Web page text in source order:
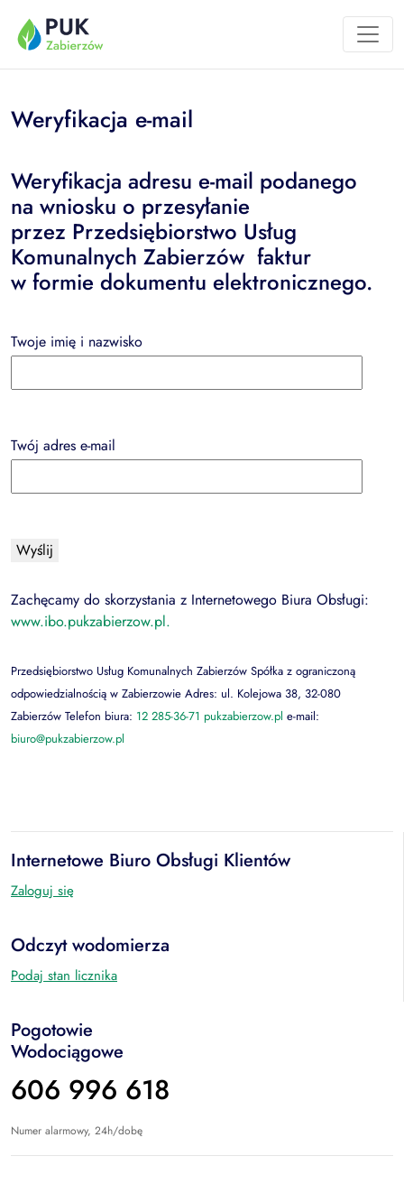
Weryfikacja e-mail
Weryfikacja adresu e-mail podanego
na wniosku o przesyłanie
przez Przedsiębiorstwo Usług
Komunalnych Zabierzów faktur
w formie dokumentu elektronicznego.
Twoje imię i nazwisko
Twój adres e-mail
Zachęcamy do skorzystania z Internetowego Biura Obsługi:
www.ibo.pukzabierzow.pl.
Przedsiębiorstwo Usług Komunalnych Zabierzów Spółka z ograniczoną
odpowiedzialnością w Zabierzowie Adres: ul. Kolejowa 38, 32-080
Zabierzów Telefon biura: 12 285-36-71 pukzabierzow.pl e-mail:
biuro@pukzabierzow.pl
Internetowe Biuro Obsługi Klientów
Zaloguj się
Odczyt wodomierza
Podaj stan licznika
Pogotowie
Wodociągowe
606 996 618
Numer alarmowy, 24h/dobę